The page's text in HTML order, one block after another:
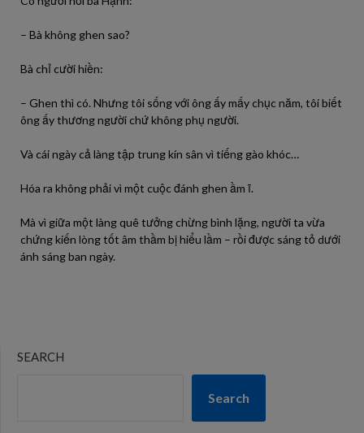
– Bà không ghen sao?
Bà chỉ cười hiền:
– Ghen thì có. Nhưng tôi sống với ông ấy mấy chục năm, tôi biết
ông ấy thương người chứ không phụ người.
Và cái ngày cả làng tập trung kín sân vì tiếng gào khóc…
Hóa ra không phải vì một cuộc đánh ghen ầm ĩ.
Mà vì giữa một làng quê tưởng chừng bình lặng, người ta vừa
chứng kiến lòng tốt âm thầm bị hiểu lầm – rồi được sáng tỏ dưới
ánh sáng ban ngày.
SEARCH
Search